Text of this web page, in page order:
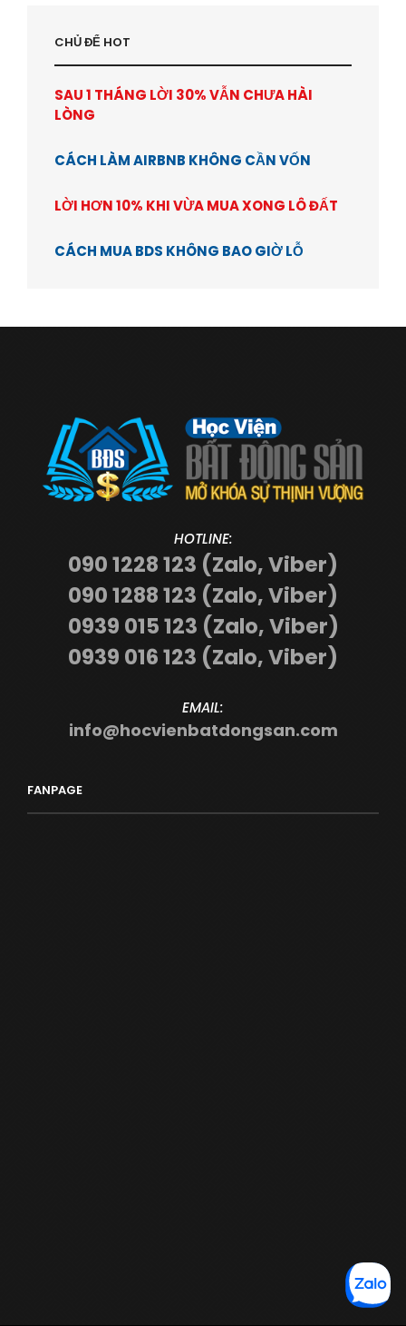
CHỦ ĐỂ HOT
SAU 1 THÁNG LỜI 30% VẪN CHƯA HÀI
LÒNG
CÁCH LÀM AIRBNB KHÔNG CẦN VỐN
LỜI HƠN 10% KHI VỪA MUA XONG LÔ ĐẤT
CÁCH MUA BDS KHÔNG BAO GIỜ LỖ
HOTLINE:
090 1228 123 (Zalo, Viber)
090 1288 123 (Zalo, Viber)
0939 015 123 (Zalo, Viber)
0939 016 123 (Zalo, Viber)
EMAIL:
info@hocvienbatdongsan.com
FANPAGE